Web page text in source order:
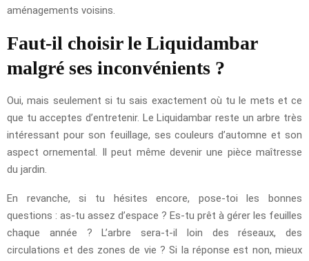
aménagements voisins.
Faut-il choisir le Liquidambar
malgré ses inconvénients ?
Oui, mais seulement si tu sais exactement où tu le mets et ce
que tu acceptes d’entretenir. Le Liquidambar reste un arbre très
intéressant pour son feuillage, ses couleurs d’automne et son
aspect ornemental. Il peut même devenir une pièce maîtresse
du jardin.
En revanche, si tu hésites encore, pose-toi les bonnes
questions : as-tu assez d’espace ? Es-tu prêt à gérer les feuilles
chaque année ? L’arbre sera-t-il loin des réseaux, des
circulations et des zones de vie ? Si la réponse est non, mieux